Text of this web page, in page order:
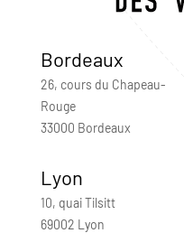
Bordeaux
26, cours du Chapeau-
Rouge
33000 Bordeaux
Lyon
10, quai Tilsitt
69002 Lyon